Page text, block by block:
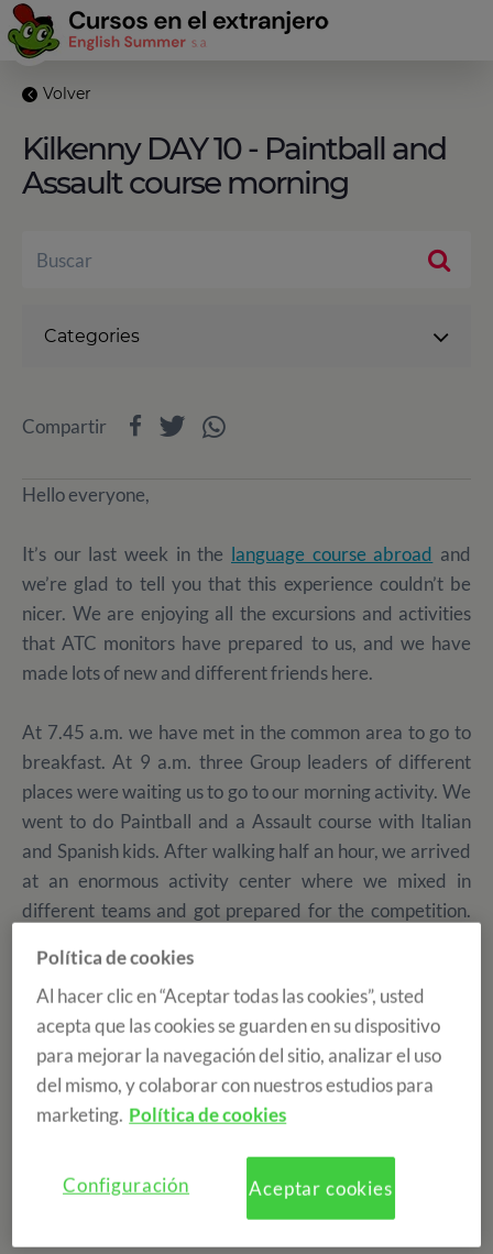
Volver
Kilkenny DAY 10 - Paintball and
Assault course morning
Hello everyone,
It’s our last week in the language course abroad and
we’re glad to tell you that this experience couldn’t be
nicer. We are enjoying all the excursions and activities
that ATC monitors have prepared to us, and we have
made lots of new and different friends here.
At 7.45 a.m. we have met in the common area to go to
breakfast. At 9 a.m. three Group leaders of different
places were waiting us to go to our morning activity. We
went to do Paintball and a Assault course with Italian
and Spanish kids. After walking half an hour, we arrived
at an enormous activity center where we mixed in
different teams and got prepared for the competition.
and later we started playing and enjoying of this
fantastic day. We played a game called "capture the
flag", so we had to work in teams and communicate each
other to got the objetive. After that, we made an
"Assault course", that consisted in running, crawling,
jumping, climbing and balancing during a cross country
incorporated communication, trust and empathy. We
Categories
Compartir
Política de cookies
Al hacer clic en “Aceptar todas las cookies”, usted
acepta que las cookies se guarden en su dispositivo
para mejorar la navegación del sitio, analizar el uso
del mismo, y colaborar con nuestros estudios para
marketing. Política de cookies
Aceptar cookies
Configuración